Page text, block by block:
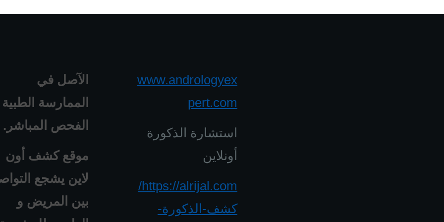
الآصل في
الممارسة
الفحص المباشر.
موقع كشف أون
لاين يشجع
بين المريض و
www.andrologyex
pert.com
استشارة الذكورة
أونلاين
https://alrijal.com/
كشف-الذكورة-